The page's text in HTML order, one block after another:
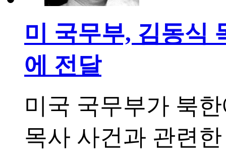
미 국무부, 김동식
에 전달
미국 국무부가 북
목사 사건과 관련